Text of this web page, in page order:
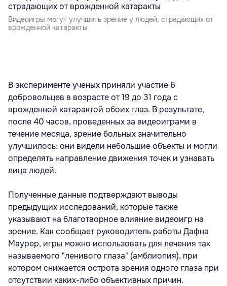
Видеоигры могут улучшить зрение у людей, страдающих от
врожденной катаракты
В эксперименте ученых приняли участие 6
добровольцев в возрасте от 19 до 31 года с
врожденной катарактой обоих глаз. В результате,
после 40 часов, проведенных за видеоиграми в
течение месяца, зрение больных значительно
улучшилось: они видели небольшие объекты и могли
определять направление движения точек и узнавать
лица людей.
Полученные данные подтверждают выводы
предыдущих исследований, которые также
указывают на благотворное влияние видеоигр на
зрение. Как сообщает руководитель работы Дафна
Маурер, игры можно использовать для лечения так
называемого "ленивого глаза" (амблиопия), при
котором снижается острота зрения одного глаза при
отсутствии каких-либо объективных причин.